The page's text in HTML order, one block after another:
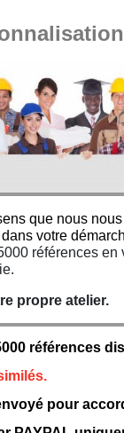
que nous
votre
références en
propre atelier.
références
pour